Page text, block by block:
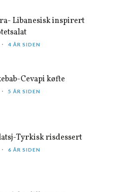
Libanesisk inspirert
4 ÅR SIDEN
Cevapi køfte
5 ÅR SIDEN
Tyrkisk risdessert
6 ÅR SIDEN